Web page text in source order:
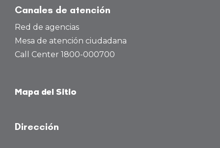
Canales de atención
Red de agencias
Mesa de atención ciudadana
Call Center 1800-000700
Mapa del Sitio
Dirección